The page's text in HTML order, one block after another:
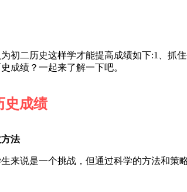
初二历史这样学才能提高成绩如下:1、抓
成绩？一起来了解一下吧。
史成绩
法
来说是一个挑战，但通过科学的方法和策